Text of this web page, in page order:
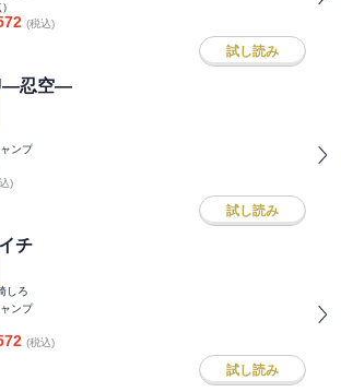
(税込)
試し読み
忍空―
ンプ
)
試し読み
チ
しろ
ンプ
(税込)
試し読み